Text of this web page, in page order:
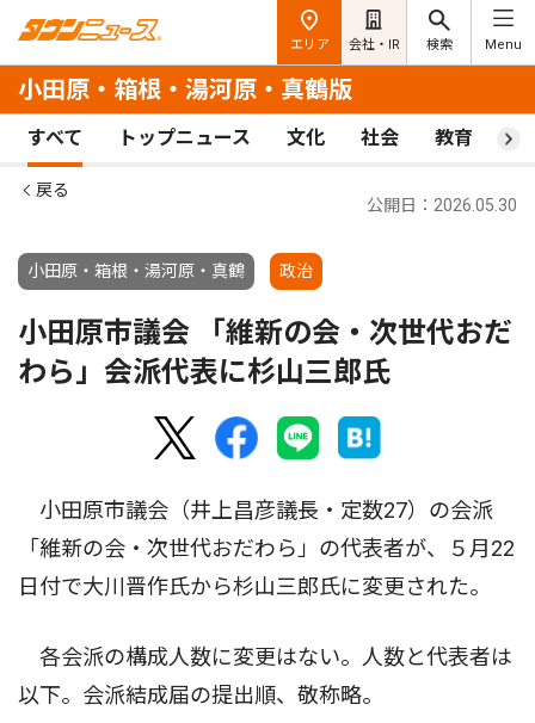
エリア 会社・IR 検索 Menu
小田原・箱根・湯河原・真鶴版
すべて トップニュース 文化 社会 教育 ス
戻る
小田原・箱根・湯河原・真鶴 政治
公開日：2026.05.30
小田原市議会 「維新の会・次世代おだ
わら」会派代表に杉山三郎氏
小田原市議会（井上昌彦議長・定数27）の会派
「維新の会・次世代おだわら」の代表者が、５月22
日付で大川晋作氏から杉山三郎氏に変更された。
各会派の構成人数に変更はない。人数と代表者は
以下。会派結成届の提出順、敬称略。